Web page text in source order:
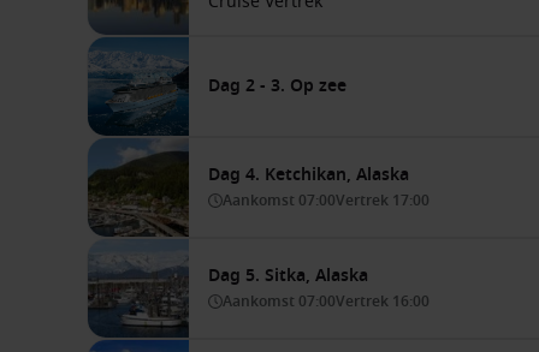
Dag 2 - 3. Op zee
Dag 4. Ketchikan, Alaska
Aankomst 07:00Vertrek 17:00
Dag 5. Sitka, Alaska
Aankomst 07:00Vertrek 16:00